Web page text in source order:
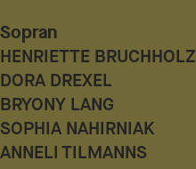
Sopran
HENRIETTE BRUCHHOLZ
DORA DREXEL
BRYONY LANG
SOPHIA NAHIRNIAK
ANNELI TILMANNS